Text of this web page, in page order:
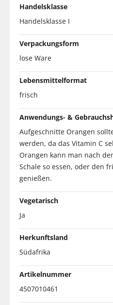
Handelsklasse
Handelsklasse I
Verpackungsform
lose Ware
Lebensmittelformat
frisch
Anwendungs- &
Aufgeschnitte Orangen
werden, da das Vitamin C
Orangen kann man nach
Schale so essen, oder den
genießen.
Vegetarisch
Ja
Herkunftsland
Südafrika
Artikelnummer
4507010461